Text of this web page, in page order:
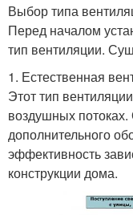
Выбор типа
Перед началом
тип вентиляции.
1. Естественная
Этот тип
воздушных
дополнительного
эффективность
конструкции дома.